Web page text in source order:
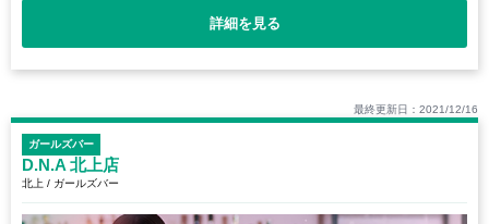
詳細を見る
最終更新日：2021/12/16
ガールズバー
D.N.A 北上店
北上 / ガールズバー